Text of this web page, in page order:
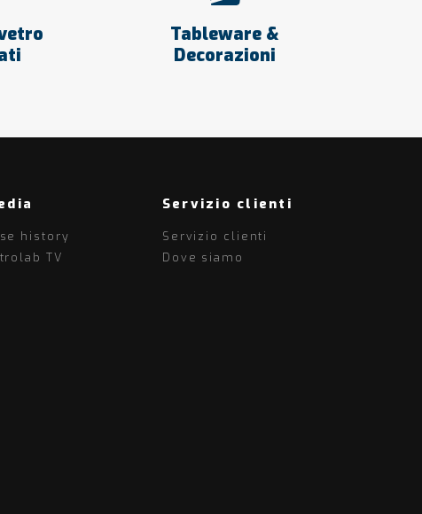
Tableware &
Decorazioni
history
TV
Servizio clienti
Servizio clienti
Dove siamo